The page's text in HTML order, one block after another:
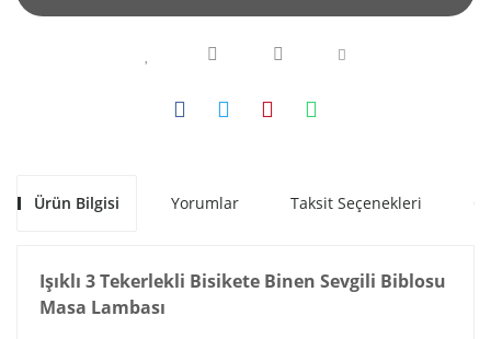
Ürün Bilgisi Yorumlar Taksit Seçenekleri
Işıklı 3 Tekerlekli Bisikete Binen Sevgili Biblosu
Masa Lambası